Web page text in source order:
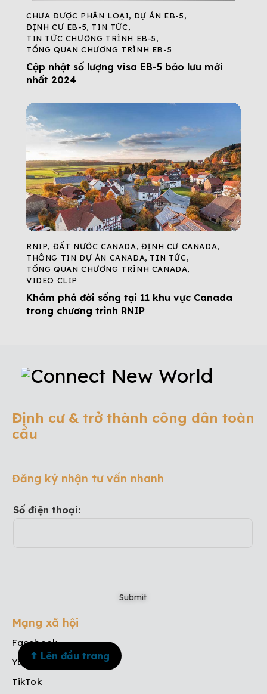
CHƯA ĐƯỢC PHÂN LOẠI, DỰ ÁN EB-5,
ĐỊNH CƯ EB-5, TIN TỨC,
TIN TỨC CHƯƠNG TRÌNH EB-5,
TỔNG QUAN CHƯƠNG TRÌNH EB-5
Cập nhật số lượng visa EB-5 bảo lưu mới
nhất 2024
RNIP, ĐẤT NƯỚC CANADA, ĐỊNH CƯ CANADA,
THÔNG TIN DỰ ÁN CANADA, TIN TỨC,
TỔNG QUAN CHƯƠNG TRÌNH CANADA,
VIDEO CLIP
Khám phá đời sống tại 11 khu vực Canada
trong chương trình RNIP
Định cư & trở thành công dân toàn
cầu
Đăng ký nhận tư vấn nhanh
Số điện thoại:
Mạng xã hội
Facebook
Youtube
TikTok
⬆ Lên đầu trang